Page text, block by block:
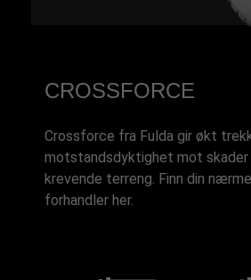
CROSSFORCE
Crossforce fra Fulda gir økt
motstandsdyktighet mot skader
krevende terreng. Finn din
forhandler her.